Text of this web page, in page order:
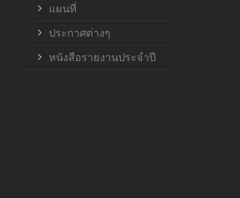
แผนที่
ประกาศต่างๆ
หนังสือรายงานประจำปี